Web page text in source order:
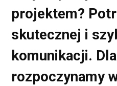
projektem?
skutecznej i
komunikacji.
rozpoczynamy